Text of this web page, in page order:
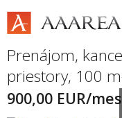
Prenájom,
priestory, 100 m
900,00 EUR/